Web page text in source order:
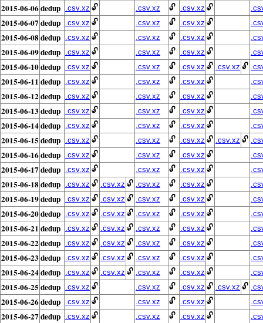
2015-06-06dedup .csv.xz 🔓 .csv.xz 🔓 .csv.xz 🔓
2015-06-07dedup .csv.xz 🔓 .csv.xz 🔓 .csv.xz 🔓
2015-06-08dedup .csv.xz 🔓 .csv.xz 🔓 .csv.xz 🔓
2015-06-09dedup .csv.xz 🔓 .csv.xz 🔓 .csv.xz 🔓
2015-06-10dedup .csv.xz 🔓 .csv.xz 🔓 .csv.xz 🔓 .csv.xz 🔓
2015-06-11 dedup .csv.xz 🔓 .csv.xz 🔓 .csv.xz 🔓
2015-06-12dedup .csv.xz 🔓 .csv.xz 🔓 .csv.xz 🔓
2015-06-13dedup .csv.xz 🔓 .csv.xz 🔓 .csv.xz 🔓
2015-06-14dedup .csv.xz 🔓 .csv.xz 🔓 .csv.xz 🔓
2015-06-15 dedup .csv.xz 🔓 .csv.xz 🔓 .csv.xz 🔓 .csv.xz 🔓
2015-06-16dedup .csv.xz 🔓 .csv.xz 🔓 .csv.xz 🔓
2015-06-17dedup .csv.xz 🔓 .csv.xz 🔓 .csv.xz 🔓
2015-06-18dedup .csv.xz 🔓 .csv.xz 🔓 .csv.xz 🔓 .csv.xz 🔓
2015-06-19dedup .csv.xz 🔓 .csv.xz 🔓 .csv.xz 🔓 .csv.xz 🔓
2015-06-20dedup .csv.xz 🔓 .csv.xz 🔓 .csv.xz 🔓 .csv.xz 🔓
2015-06-21 dedup .csv.xz 🔓 .csv.xz 🔓 .csv.xz 🔓 .csv.xz 🔓
2015-06-22dedup .csv.xz 🔓 .csv.xz 🔓 .csv.xz 🔓 .csv.xz 🔓
2015-06-23dedup .csv.xz 🔓 .csv.xz 🔓 .csv.xz 🔓 .csv.xz 🔓
2015-06-24dedup .csv.xz 🔓 .csv.xz 🔓 .csv.xz 🔓 .csv.xz 🔓
2015-06-25 dedup .csv.xz 🔓 .csv.xz 🔓 .csv.xz 🔓 .csv.xz 🔓
2015-06-26dedup .csv.xz 🔓 .csv.xz 🔓 .csv.xz 🔓
2015-06-27dedup .csv.xz 🔓 .csv.xz 🔓 .csv.xz 🔓